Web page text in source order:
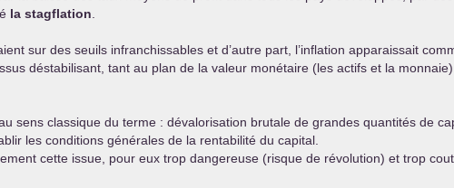
la stagflation
sur des seuils infranchissables et d’autre part, l’inflation apparaissait
déstabilisant, tant au plan de la valeur monétaire (les actifs et la
sens classique du terme : dévalorisation brutale de grandes quantités de
les conditions générales de la rentabilité du capital.
cette issue, pour eux trop dangereuse (risque de révolution) et trop